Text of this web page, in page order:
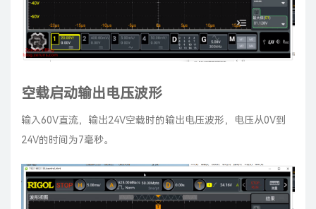
空载启动输出电压波形
输入60V直流，输出24V空载时的输出电压波形，电压从0V到
24V的时间为7毫秒。